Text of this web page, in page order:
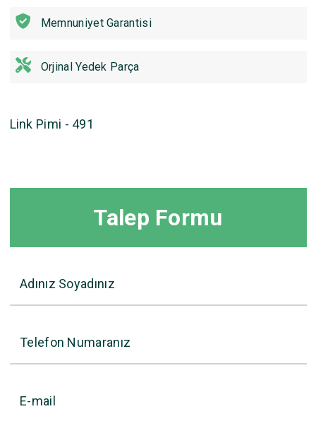
Memnuniyet Garantisi
Orjinal Yedek Parça
Link Pimi - 491
Talep Formu
Adınız Soyadınız
Telefon Numaranız
E-mail